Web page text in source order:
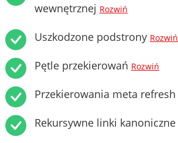
wewnętrznej Rozwiń
Uszkodzone podstrony Rozwiń
Pętle przekierowań Rozwiń
Przekierowania meta refresh
Rekursywne linki kanoniczne